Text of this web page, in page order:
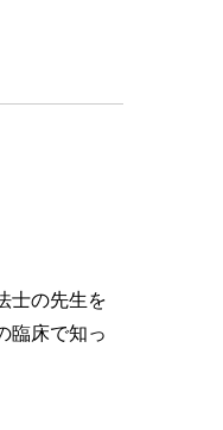
士の先生を
臨床で知っ